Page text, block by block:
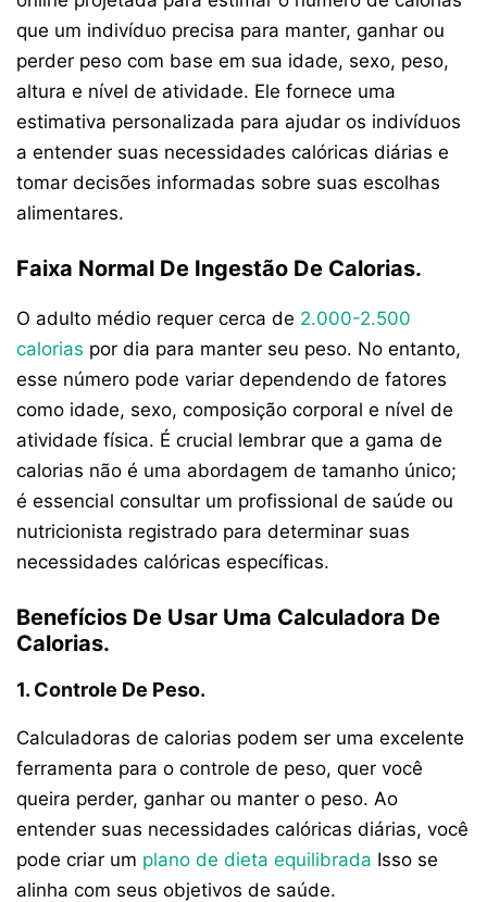
que um indivíduo precisa para manter, ganhar ou
perder peso com base em sua idade, sexo, peso,
altura e nível de atividade. Ele fornece uma
estimativa personalizada para ajudar os indivíduos
a entender suas necessidades calóricas diárias e
tomar decisões informadas sobre suas escolhas
alimentares.
Faixa Normal De Ingestão De Calorias.
O adulto médio requer cerca de 2.000-2.500
calorias por dia para manter seu peso. No entanto,
esse número pode variar dependendo de fatores
como idade, sexo, composição corporal e nível de
atividade física. É crucial lembrar que a gama de
calorias não é uma abordagem de tamanho único;
é essencial consultar um profissional de saúde ou
nutricionista registrado para determinar suas
necessidades calóricas específicas.
Benefícios De Usar Uma Calculadora De
Calorias.
1. Controle De Peso.
Calculadoras de calorias podem ser uma excelente
ferramenta para o controle de peso, quer você
queira perder, ganhar ou manter o peso. Ao
entender suas necessidades calóricas diárias, você
pode criar um plano de dieta equilibrada Isso se
alinha com seus objetivos de saúde.